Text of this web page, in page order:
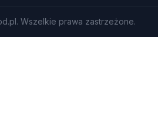
Wszelkie prawa zastrzeżone.